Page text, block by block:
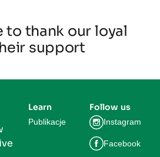
to thank our loyal
support
Learn
Publikacje
Follow us
Instagram
Facebook